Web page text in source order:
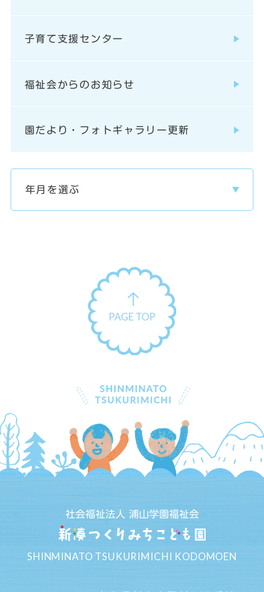
子育て支援センター
福祉会からのお知らせ
園だより・フォトギャラリー更新
PAGE TOP
社会福祉法人 浦山学園福祉会
SHINMINATO TSUKURIMICHI KODOMOEN